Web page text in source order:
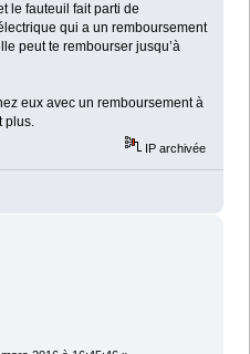
le fauteuil fait parti de
qui a un remboursement
peut te rembourser jusqu’à
eux avec un remboursement à
plus.
IP archivée